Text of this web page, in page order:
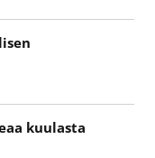
kuulasta